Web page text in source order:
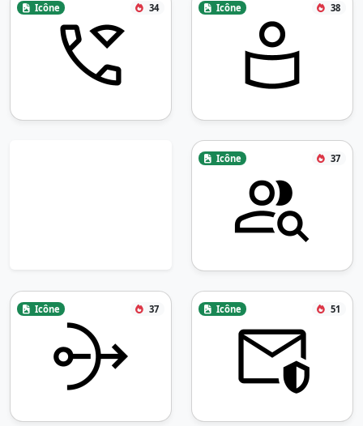
Icône 34 Icône 38
Icône 37
Icône 37 Icône 51